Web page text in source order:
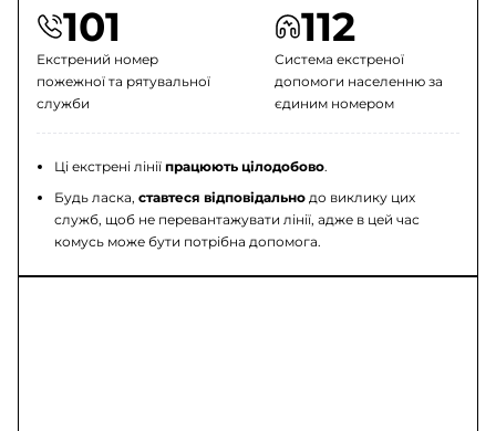
101
Екстрений номер
пожежної та рятувальної
служби
112
Система екстреної
допомоги населенню за
єдиним номером
Ці екстрені лініїпрацюють цілодобово.
Будь ласка,ставтеся відповідально до виклику цих
служб, щоб не перевантажувати лінії, адже в цей час
комусь може бути потрібна допомога.